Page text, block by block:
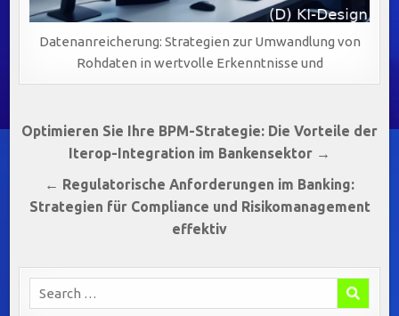
Datenanreicherung: Strategien zur Umwandlung von
Rohdaten in wertvolle Erkenntnisse und
Beitragsnavigation
Optimieren Sie Ihre BPM-Strategie: Die Vorteile der
Iterop-Integration im Bankensektor →
← Regulatorische Anforderungen im Banking:
Strategien für Compliance und Risikomanagement
effektiv
Search
for: